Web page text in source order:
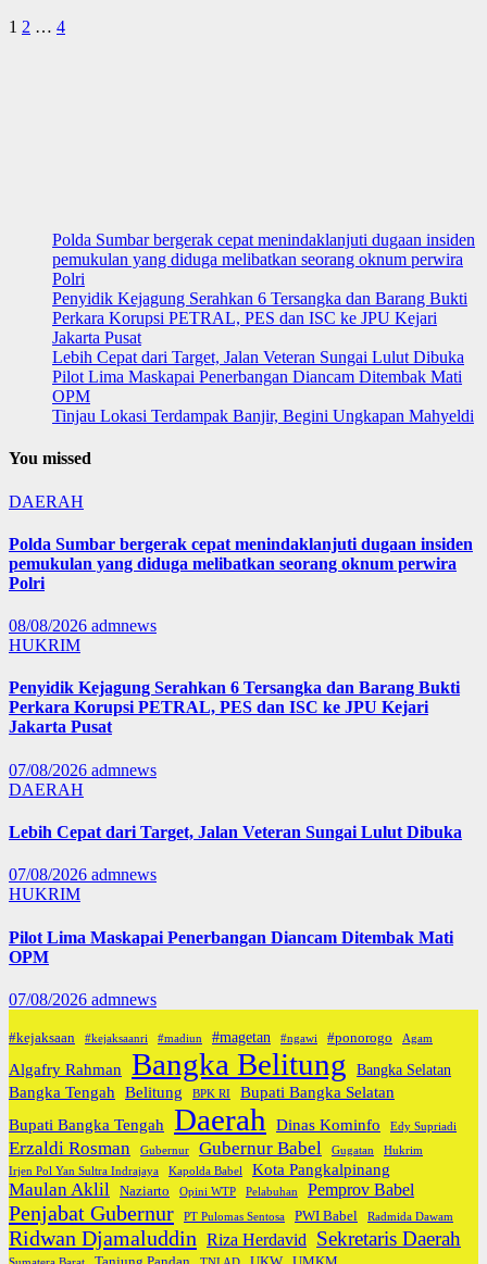
Paginasi
1 2 … 4
Polda Sumbar bergerak cepat menindaklanjuti dugaan insiden
pemukulan yang diduga melibatkan seorang oknum perwira
Polri
Penyidik Kejagung Serahkan 6 Tersangka dan Barang Bukti
Perkara Korupsi PETRAL, PES dan ISC ke JPU Kejari
Jakarta Pusat
Lebih Cepat dari Target, Jalan Veteran Sungai Lulut Dibuka
Pilot Lima Maskapai Penerbangan Diancam Ditembak Mati
OPM
Tinjau Lokasi Terdampak Banjir, Begini Ungkapan Mahyeldi
You missed
DAERAH
Polda Sumbar bergerak cepat menindaklanjuti dugaan insiden
pemukulan yang diduga melibatkan seorang oknum perwira
Polri
08/08/2026 admnews
HUKRIM
Penyidik Kejagung Serahkan 6 Tersangka dan Barang Bukti
Perkara Korupsi PETRAL, PES dan ISC ke JPU Kejari
Jakarta Pusat
07/08/2026 admnews
DAERAH
Lebih Cepat dari Target, Jalan Veteran Sungai Lulut Dibuka
07/08/2026 admnews
HUKRIM
Pilot Lima Maskapai Penerbangan Diancam Ditembak Mati
OPM
07/08/2026 admnews
#kejaksaan #kejaksaanri #madiun #magetan #ngawi #ponorogo Agam
Algafry Rahman Bangka Belitung Bangka Selatan
Bangka Tengah Belitung BPK RI
Bupati Bangka Selatan
Bupati Bangka Tengah Daerah Dinas Kominfo Edy Supriadi
Erzaldi Rosman Gubernur Gubernur Babel Gugatan
Hukrim
Irjen Pol Yan Sultra Indrajaya
Kapolda Babel Kota Pangkalpinang
Maulan Aklil Naziarto Opini WTP Pelabuhan Pemprov Babel
Penjabat Gubernur PT Pulomas Sentosa PWI Babel Radmida Dawam
Ridwan Djamaluddin Riza Herdavid Sekretaris Daerah